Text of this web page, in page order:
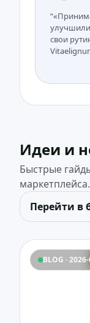
свои
Идеи и
Быстрые
маркетплейса.
Перейти в
BLOG ·